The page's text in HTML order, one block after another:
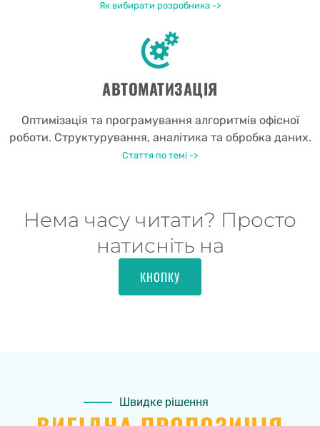
Як вибирати розробника ->
АВТОМАТИЗАЦІЯ
Оптимізація та програмування алгоритмів офісної
роботи. Структурування, аналітика та обробка даних.
Стаття по темі ->
Нема часу читати? Просто
натисніть на
КНОПКУ
Швидке рішення